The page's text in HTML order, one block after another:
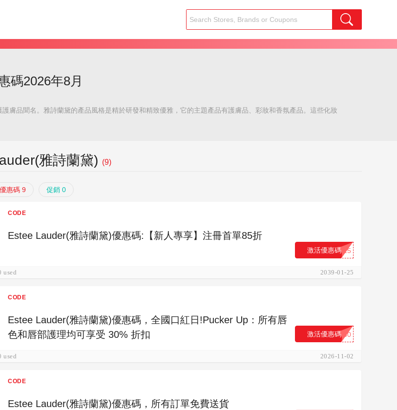
碼2026年8月
膚品聞名。雅詩蘭黛的產品風格是精於研發和精致優雅，它的主題產品有護膚品、彩妝和香氛產品。這些化妝
雅詩蘭黛) (9)
優惠碼 9 促銷 0
CODE
Estee Lauder(雅詩蘭黛)優惠碼:【新人專享】注冊首單85折
...15
激活優惠碼
used 2039-01-25
CODE
Estee Lauder(雅詩蘭黛)優惠碼，全國口紅日!Pucker Up：所有唇
色和唇部護理均可享受 30% 折扣
...30
激活優惠碼
used 2026-11-02
CODE
Estee Lauder(雅詩蘭黛)優惠碼，所有訂單免費送貨